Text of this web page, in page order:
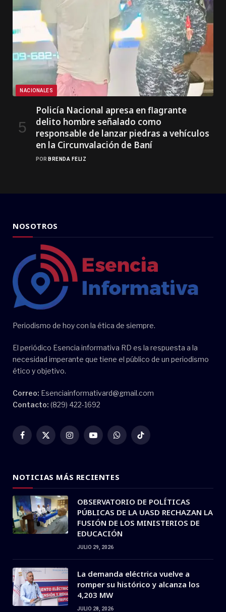
NACIONALES
Policía Nacional apresa en flagrante
delito hombre señalado como
responsable de lanzar piedras a vehículos
en la Circunvalación de Baní
POR BRENDA FELIZ
NOSOTROS
Periodismo de hoy con la ética de siempre.
El periódico Esencia informativa RD es la respuesta a la
necesidad imperante que tiene el público de un periodismo
ético y objetivo.
Correo: Esenciainformativard@gmail.com
Contacto: (829) 422-1692
Facebook
X
InstagramYouTubeWhatsAppTikTok
NOTICIAS MÁS RECIENTES
OBSERVATORIO DE POLÍTICAS
PÚBLICAS DE LA UASD RECHAZAN LA
FUSIÓN DE LOS MINISTERIOS DE
EDUCACIÓN
JULIO 29, 2026
La demanda eléctrica vuelve a
romper su histórico y alcanza los
4,203 MW
JULIO 28, 2026